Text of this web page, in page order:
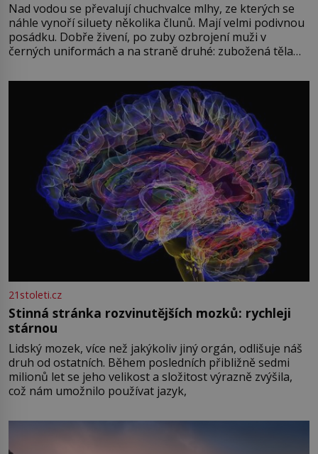
Nad vodou se převalují chuchvalce mlhy, ze kterých se
náhle vynoří siluety několika člunů. Mají velmi podivnou
posádku. Dobře živení, po zuby ozbrojení muži v
černých uniformách a na straně druhé: zubožená těla
přízračná scéna znamená? Je jaro roku 1945, druhá
světová válka se chýlí ke konci. Jezero Stolpsee
21stoleti.cz
Stinná stránka rozvinutějších mozků: rychleji
stárnou
Lidský mozek, více než jakýkoliv jiný orgán, odlišuje náš
druh od ostatních. Během posledních přibližně sedmi
milionů let se jeho velikost a složitost výrazně zvýšila,
což nám umožnilo používat jazyk,